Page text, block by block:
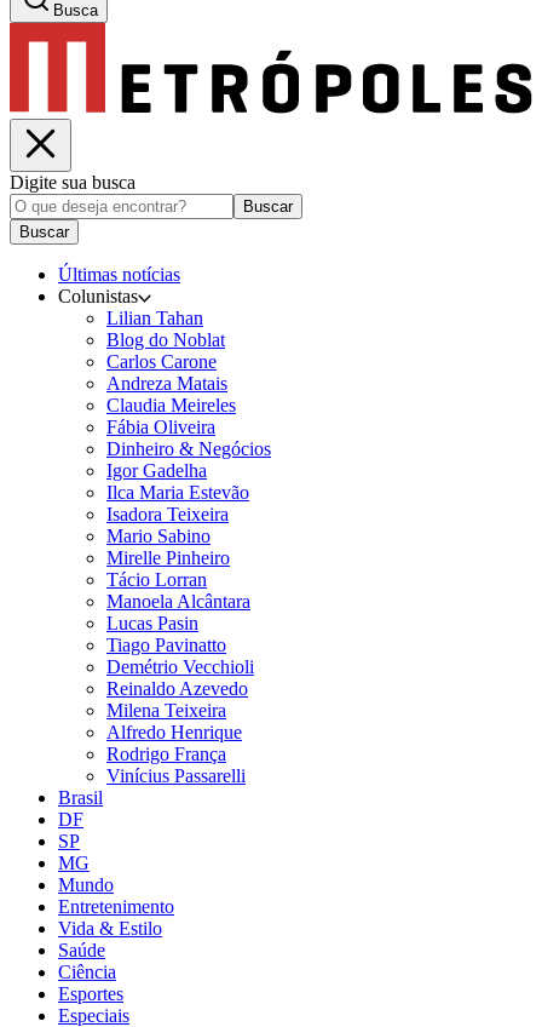
Busca
Digite sua busca
Buscar
Buscar
Últimas notícias
Colunistas
Lilian Tahan
Blog do Noblat
Carlos Carone
Andreza Matais
Claudia Meireles
Fábia Oliveira
Dinheiro & Negócios
Igor Gadelha
Ilca Maria Estevão
Isadora Teixeira
Mario Sabino
Mirelle Pinheiro
Tácio Lorran
Manoela Alcântara
Lucas Pasin
Tiago Pavinatto
Demétrio Vecchioli
Reinaldo Azevedo
Milena Teixeira
Alfredo Henrique
Rodrigo França
Vinícius Passarelli
Brasil
DF
SP
MG
Mundo
Entretenimento
Vida & Estilo
Saúde
Ciência
Esportes
Especiais